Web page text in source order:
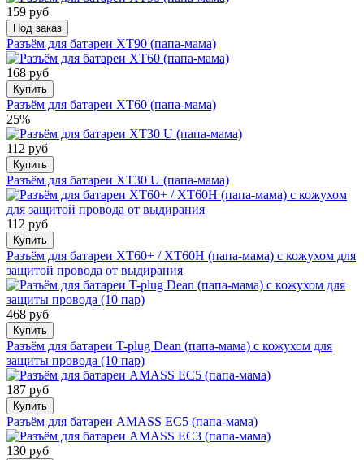
159 руб
Под заказ
Разъём для батареи XT90 (папа-мама)
168 руб
Купить
Разъём для батареи XT60 (папа-мама)
25%
112 руб
Купить
Разъём для батареи XT30 U (папа-мама)
112 руб
Купить
Разъём для батареи XT60+ / XT60H (папа-мама) с кожухом для
защитой провода от выдирания
468 руб
Купить
Разъём для батареи T-plug Dean (папа-мама) с кожухом для
защиты провода (10 пар)
187 руб
Купить
Разъём для батареи AMASS EC5 (папа-мама)
130 руб